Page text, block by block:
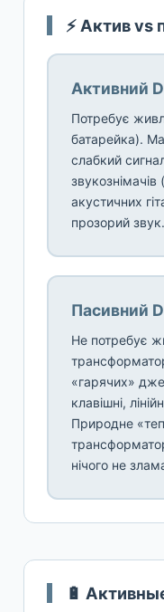
⚡ Актив vs
Активний
Потребує
батарейка).
слабкий
акустичних
прозорий звук.
Пасивний
Не потребує
«гарячих»
клавішні,
Природне
нічого не
🔋